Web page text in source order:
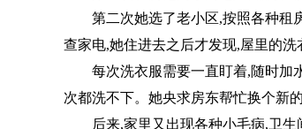
第二次她选了老小区,按照各种租
查家电,她住进去之后才发现,屋里的洗
每次洗衣服需要一直盯着,随时加
次都洗不下。她央求房东帮忙换个新
后来,家里又出现各种小毛病,卫